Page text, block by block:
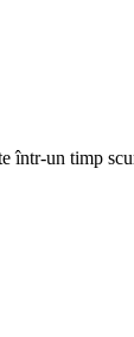
într-un timp